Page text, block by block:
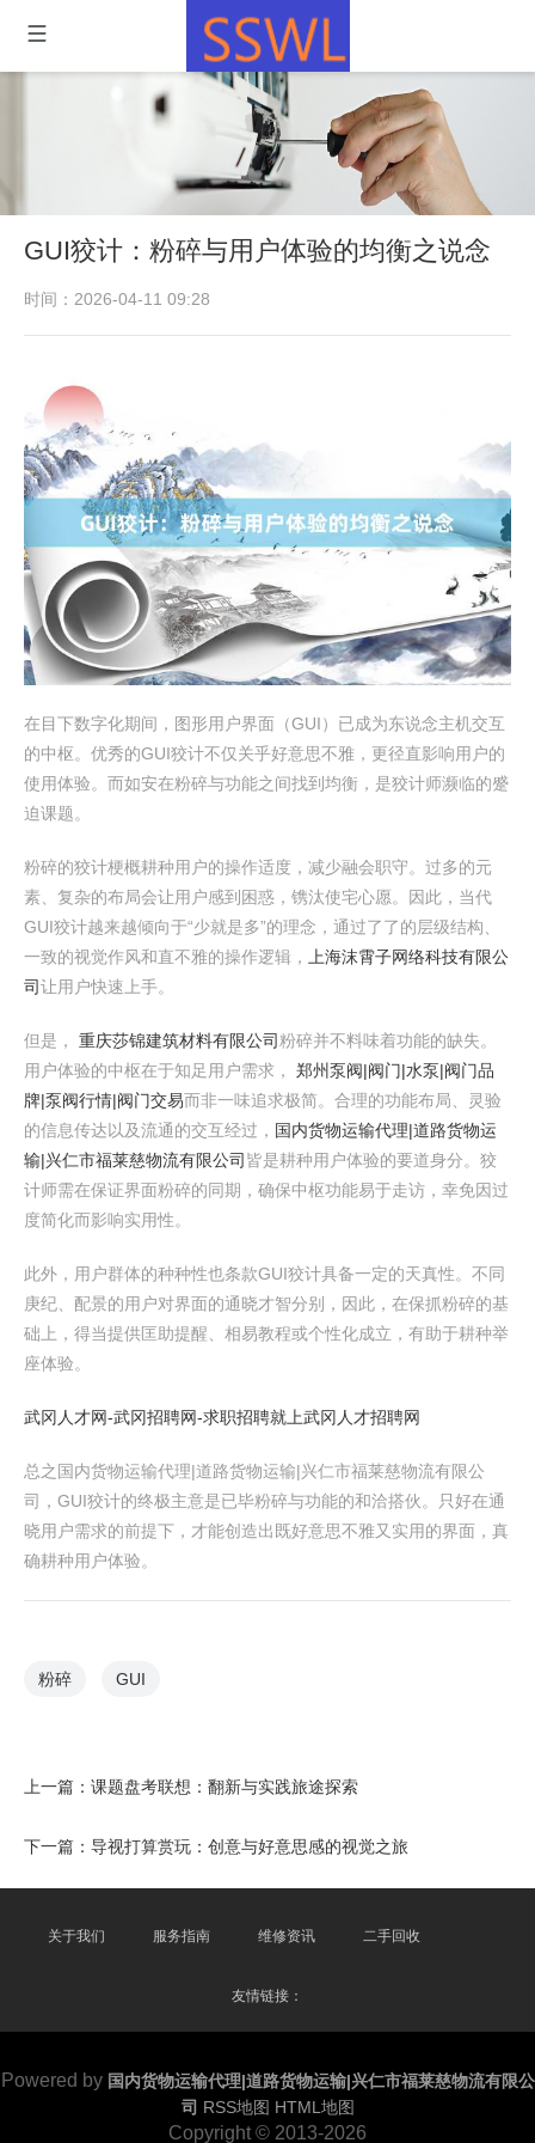
GUI狡计：粉碎与用户体验的均衡之说念
时间：2026-04-11 09:28
在目下数字化期间，图形用户界面（GUI）已成为东说念主机交互
的中枢。优秀的GUI狡计不仅关乎好意思不雅，更径直影响用户的
使用体验。而如安在粉碎与功能之间找到均衡，是狡计师濒临的蹙
迫课题。
粉碎的狡计梗概耕种用户的操作适度，减少融会职守。过多的元
素、复杂的布局会让用户感到困惑，镌汰使宅心愿。因此，当代
GUI狡计越来越倾向于“少就是多”的理念，通过了了的层级结构、
一致的视觉作风和直不雅的操作逻辑，
上海沫霄子网络科技有限公
司让用户快速上手。
但是， 重庆莎锦建筑材料有限公司粉碎并不料味着功能的缺失。
用户体验的中枢在于知足用户需求， 郑州泵阀|阀门|水泵|阀门品
牌|泵阀行情|阀门交易而非一味追求极简。合理的功能布局、灵验
的信息传达以及流通的交互经过， 国内货物运输代理|道路货物运
输|兴仁市福莱慈物流有限公司 皆是耕种用户体验的要道身分。狡
计师需在保证界面粉碎的同期，确保中枢功能易于走访，幸免因过
度简化而影响实用性。
此外，用户群体的种种性也条款GUI狡计具备一定的天真性。不同
庚纪、配景的用户对界面的通晓才智分别，因此，在保抓粉碎的基
础上，得当提供匡助提醒、相易教程或个性化成立，有助于耕种举
座体验。
武冈人才网-武冈招聘网-求职招聘就上武冈人才招聘网
总之国内货物运输代理|道路货物运输|兴仁市福莱慈物流有限公
司，GUI狡计的终极主意是已毕粉碎与功能的和洽搭伙。只好在通
晓用户需求的前提下，才能创造出既好意思不雅又实用的界面，真
确耕种用户体验。
粉碎 GUI
上一篇： 课题盘考联想：翻新与实践旅途探索
下一篇： 导视打算赏玩：创意与好意思感的视觉之旅
关于我们 服务指南 维修资讯 二手回收
友情链接：
Powered by 国内货物运输代理|道路货物运输|兴仁市福莱慈物流有限公
司 RSS地图 HTML地图
Copyright © 2013-2026